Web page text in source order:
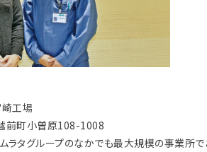
工場
前町小曽原108-1008
タグループのなかでも最大規模の事業所